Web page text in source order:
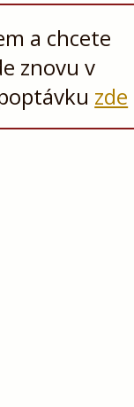
a chcete
znovu v
zde